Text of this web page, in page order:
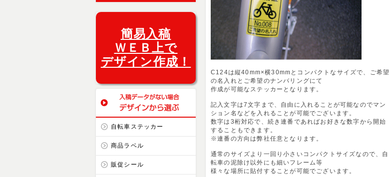
簡易入稿
ＷＥＢ上で
デザイン作成！
自転車ステッカー
商品ラベル
販促シール
C124は縦40mm×横30mmとコンパクトなサイズで、ご希望
の名入れとご希望のナンバリングにて
作成が可能なステッカーとなります。
記入文字は7文字まで、自由に入れることが可能なのでマン
ション名などを入れることが可能でございます。
数字は3桁対応で、続き連番であればお好きな数字から開始
することもできます。
※連番の方向は弊社任意となります。
通常のサイズより一回り小さいコンパクトサイズなので、自
転車の泥除け以外にも細いフレーム等
様々な場所に貼付することが可能でございます。